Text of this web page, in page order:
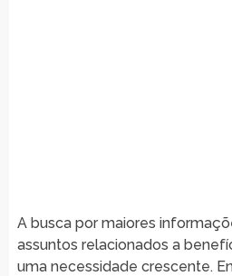
A busca por maiores
assuntos relacionados a
uma necessidade crescente.